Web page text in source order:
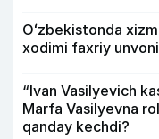
Oʻzbekistonda
xodimi faxriy
“Ivan Vasilyevich
Marfa Vasilyevna
qanday kechdi?